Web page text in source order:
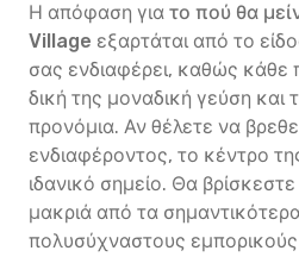
Η απόφαση για το πού θα
Village εξαρτάται από το
σας ενδιαφέρει, καθώς κάθε
δική της μοναδική γεύση και
προνόμια. Αν θέλετε να
ενδιαφέροντος, το κέντρο
ιδανικό σημείο. Θα
μακριά από τα
πολυσύχναστους εμπορικούς